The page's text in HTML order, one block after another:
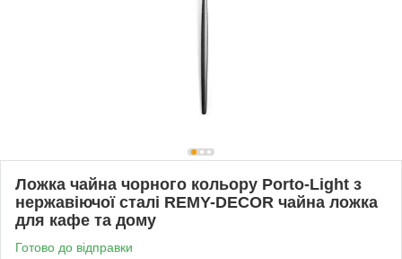
Ложка чайна чорного кольору Porto-Light з
нержавіючої сталі REMY-DECOR чайна ложка
для кафе та дому
Готово до відправки